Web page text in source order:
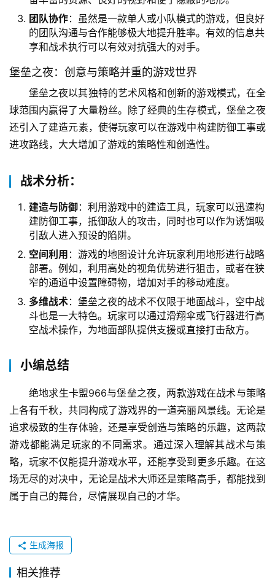
团队协作：虽然是一款单人或小队模式的游戏，但良好
的团队沟通与合作能够极大地提升胜率。有效的信息共
享和战术执行可以有效对抗强大的对手。
堡垒之夜：创意与策略并重的游戏世界
堡垒之夜以其独特的艺术风格和创新的游戏模式，在全
球范围内赢得了大量粉丝。除了经典的生存模式，堡垒之夜
还引入了建造元素，使得玩家可以在游戏中构建防御工事或
进攻路线，大大增加了游戏的策略性和创造性。
战术分析：
建造与防御：利用游戏中的建造工具，玩家可以迅速构
建防御工事，抵御敌人的攻击，同时也可以作为诱饵吸
引敌人进入预设的陷阱。
空间利用 ：游戏的地图设计允许玩家利用地形进行战略
部署。例如，利用高处的视角优势进行狙击，或者在狭
窄的通道中设置障碍物，增加对手的移动难度。
多维战术：堡垒之夜的战术不仅限于地面战斗，空中战
斗也是一大特色。玩家可以通过滑翔伞或飞行器进行高
空战术操作，为地面部队提供支援或直接打击敌方。
小编总结
绝地求生卡盟966与堡垒之夜，两款游戏在战术与策略
上各有千秋，共同构成了游戏界的一道亮丽风景线。无论是
追求极致的生存体验，还是享受创造与策略的乐趣，这两款
游戏都能满足玩家的不同需求。通过深入理解其战术与策
略，玩家不仅能提升游戏水平，还能享受到更多乐趣。在这
场无尽的对决中，无论是战术大师还是策略高手，都能找到
属于自己的舞台，尽情展现自己的才华。
生成海报
相关推荐